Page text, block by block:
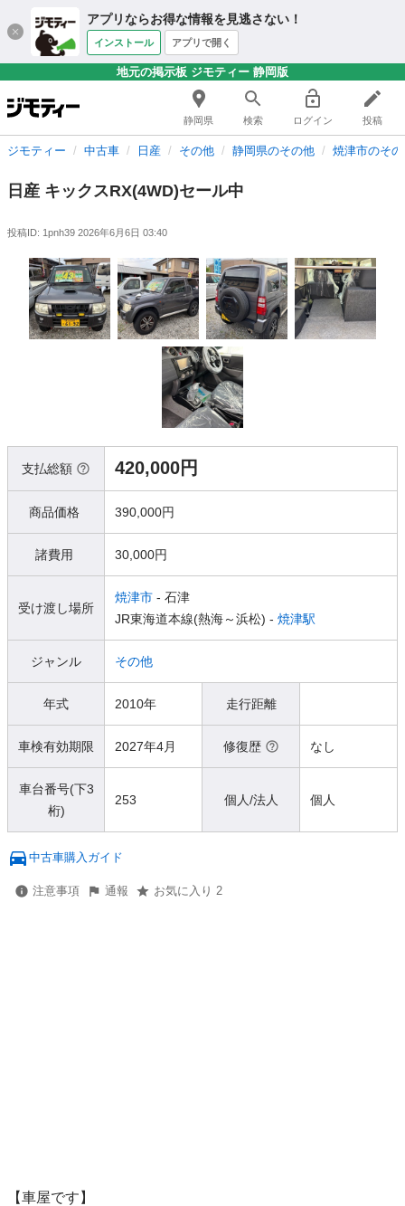
アプリならお得な情報を見逃さない！
インストール アプリで開く
地元の掲示板 ジモティー 静岡版
静岡県 検索 ログイン 投稿
ジモティー 中古車 日産 その他 静岡県のその他 焼津市のそ
日産 キックスRX(4WD)セール中
投稿ID: 1pnh39 2026年6月6日 03:40
支払総額 420,000円
商品価格 390,000円
諸費用 30,000円
受け渡し場所
焼津市 - 石津
JR東海道本線(熱海～浜松) - 焼津駅
ジャンル その他
年式 2010年 走行距離
車検有効期限 2027年4月 修復歴 なし
車台番号(下3
桁)
253 個人/法人 個人
中古車購入ガイド
注意事項 通報 お気に入り 2
【車屋です】